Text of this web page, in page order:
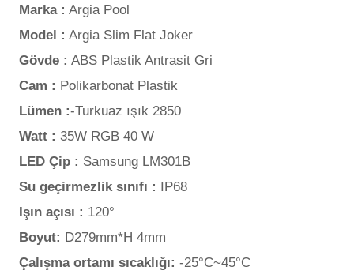
Marka : Argia Pool
Model : Argia Slim Flat Joker
Gövde : ABS Plastik Antrasit Gri
Cam : Polikarbonat Plastik
Lümen :-Turkuaz ışık 2850
Watt : 35W RGB 40 W
LED Çip : Samsung LM301B
Su geçirmezlik sınıfı : IP68
Işın açısı : 120°
Boyut: D279mm*H 4mm
Çalışma ortamı sıcaklığı: -25°C~45°C